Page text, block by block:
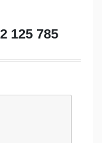
125 785